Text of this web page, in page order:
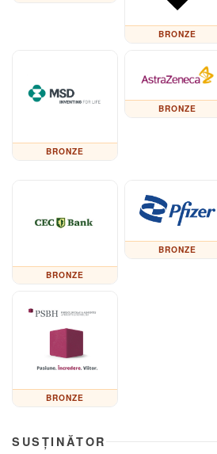
BRONZE
BRONZE
BRONZE
BRONZE
BRONZE
BRONZE
SUSȚINĂTOR